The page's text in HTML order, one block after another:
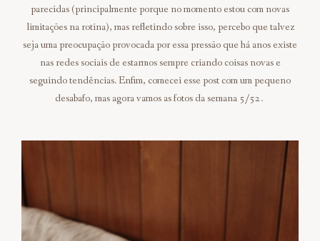
parecidas (principalmente porque no momento estou com novas
limitações na rotina), mas refletindo sobre isso, percebo que talvez
seja uma preocupação provocada por essa pressão que há anos existe
nas redes sociais de estarmos sempre criando coisas novas e
seguindo tendências. Enfim, comecei esse post com um pequeno
desabafo, mas agora vamos as fotos da semana 5/52.